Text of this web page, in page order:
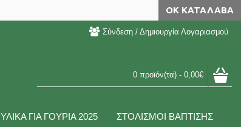
ΟΚ ΚΑΤΆΛΑΒΑ
Σύνδεση / Δημιουργία Λογαριασμού
0 προϊόν(τα) - 0,00€
ΥΛΙΚΑ ΓΙΑ ΓΟΥΡΙΑ 2025 ΣΤΟΛΙΣΜΟΙ ΒΑΠΤΙΣΗΣ